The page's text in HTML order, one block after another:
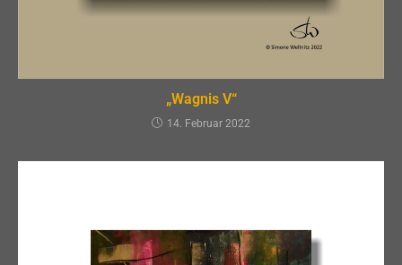
„Wagnis V“
14. Februar 2022